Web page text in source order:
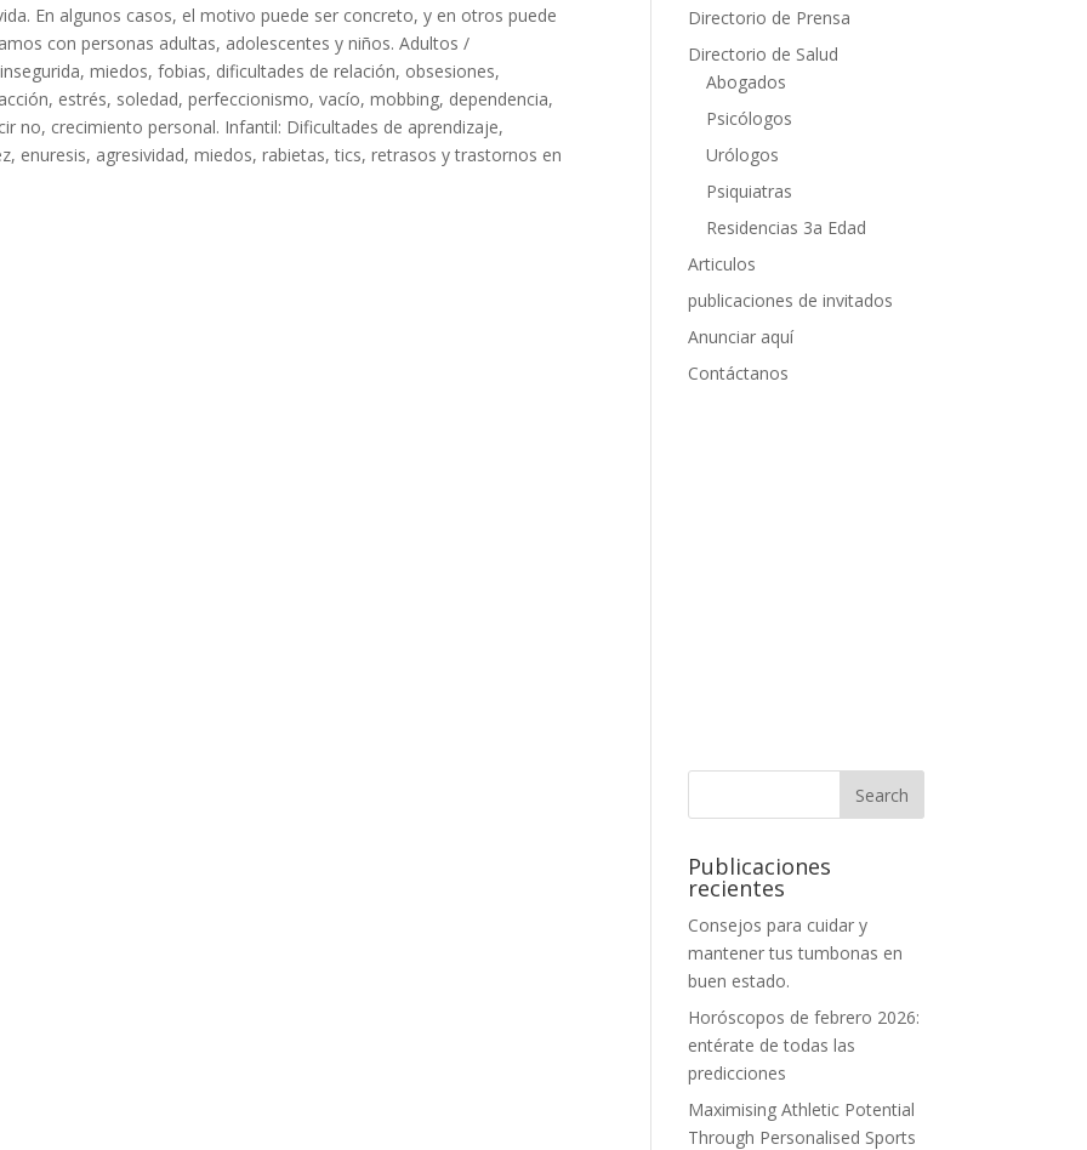
En algunos casos, el motivo puede ser concreto, y en otros puede
con personas adultas, adolescentes y niños. Adultos /
miedos, fobias, dificultades de relación, obsesiones,
estrés, soledad, perfeccionismo, vacío, mobbing, dependencia,
no, crecimiento personal. Infantil: Dificultades de aprendizaje,
enuresis, agresividad, miedos, rabietas, tics, retrasos y trastornos en
Directorio de Prensa
Directorio de Salud
Abogados
Psicólogos
Urólogos
Psiquiatras
Residencias 3a Edad
Articulos
publicaciones de invitados
Anunciar aquí
Contáctanos
Publicaciones
recientes
Consejos para cuidar y
mantener tus tumbonas en
buen estado.
Horóscopos de febrero 2026:
entérate de todas las
predicciones
Maximising Athletic Potential
Through Personalised Sports